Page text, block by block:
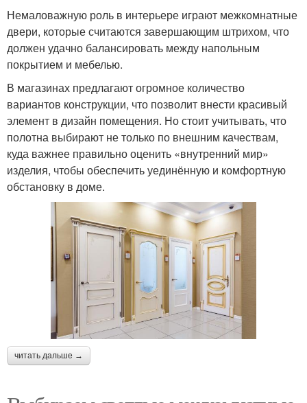
Немаловажную роль в интерьере играют межкомнатные
двери, которые считаются завершающим штрихом, что
должен удачно балансировать между напольным
покрытием и мебелью.
В магазинах предлагают огромное количество
вариантов конструкции, что позволит внести красивый
элемент в дизайн помещения. Но стоит учитывать, что
полотна выбирают не только по внешним качествам,
куда важнее правильно оценить «внутренний мир»
изделия, чтобы обеспечить уединённую и комфортную
обстановку в доме.
читать дальше →